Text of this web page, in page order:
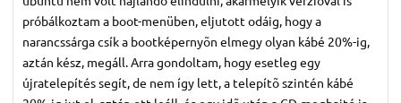
próbálkoztam a boot-menüben, eljutott odáig, hogy a
narancssárga csík a bootképernyõn elmegy olyan kábé 20%-ig,
aztán kész, megáll. Arra gondoltam, hogy esetleg egy
újratelepítés segít, de nem így lett, a telepítõ szintén kábé